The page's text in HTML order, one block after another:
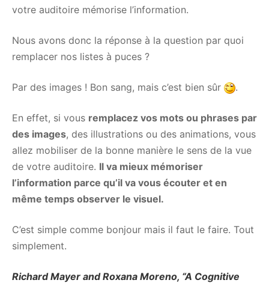
votre auditoire mémorise l’information.
Nous avons donc la réponse à la question par quoi
remplacer nos listes à puces ?
Par des images ! Bon sang, mais c’est bien sûr .
En effet, si vous remplacez vos mots ou phrases par
des images, des illustrations ou des animations, vous
allez mobiliser de la bonne manière le sens de la vue
de votre auditoire. Il va mieux mémoriser
l’information parce qu’il va vous écouter et en
même temps observer le visuel.
C’est simple comme bonjour mais il faut le faire. Tout
simplement.
Richard Mayer and Roxana Moreno, “A Cognitive